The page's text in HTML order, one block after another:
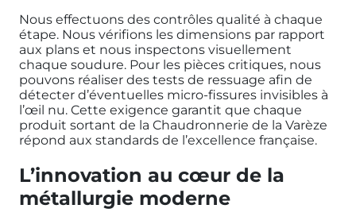
Nous effectuons des contrôles qualité à chaque
étape. Nous vérifions les dimensions par rapport
aux plans et nous inspectons visuellement
chaque soudure. Pour les pièces critiques, nous
pouvons réaliser des tests de ressuage afin de
détecter d’éventuelles micro-fissures invisibles à
l’œil nu. Cette exigence garantit que chaque
produit sortant de la Chaudronnerie de la Varèze
répond aux standards de l’excellence française.
L’innovation au cœur de la
métallurgie moderne